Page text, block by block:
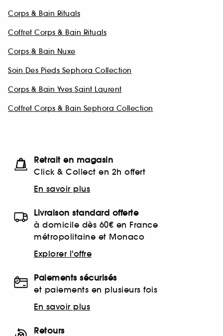
Corps & Bain Rituals
Coffret Corps & Bain Rituals
Corps & Bain Nuxe
Soin Des Pieds Sephora Collection
Corps & Bain Yves Saint Laurent
Coffret Corps & Bain Sephora Collection
Retrait en magasin
Click & Collect en 2h offert
En savoir plus
Livraison standard offerte
à domicile dès 60€ en France
métropolitaine et Monaco
Explorer l'offre
Paiements sécurisés
et paiements en plusieurs fois
En savoir plus
Retours